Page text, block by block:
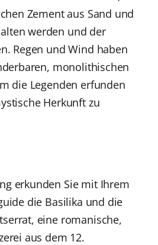
Zement aus Sand und
werden und der
Regen und Wind haben
monolithischen
die Legenden erfunden
Herkunft zu
erkunden Sie mit Ihrem
die Basilika und die
eine romanische,
aus dem 12.